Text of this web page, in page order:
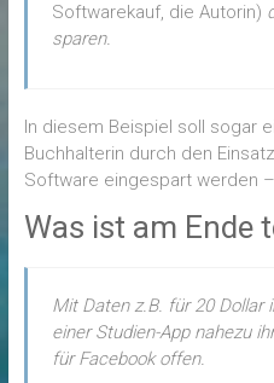
Softwarekauf, die Autorin)
sparen.
In diesem Beispiel soll sogar
Buchhalterin durch den
Software eingespart werden
Was ist am Ende
Mit Daten z.B. für 20 Dollar
einer Studien-App nahezu
für Facebook offen.